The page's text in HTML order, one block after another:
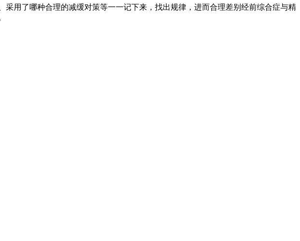
用了哪种合理的减缓对策等一一记下来，找出规律，进而合理差别经前综合症与精